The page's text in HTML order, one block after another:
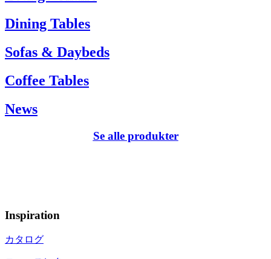
Dining Tables
Sofas & Daybeds
Coffee Tables
News
Se alle produkter
Inspiration
カタログ